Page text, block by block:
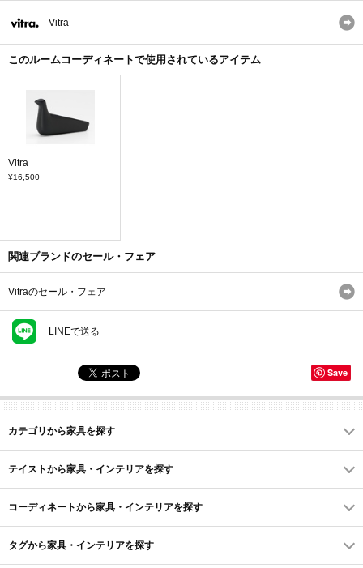
Vitra
このルームコーディネートで使用されているアイテム
Vitra
¥16,500
関連ブランドのセール・フェア
Vitraのセール・フェア
LINEで送る
Save
カテゴリから家具を探す
テイストから家具・インテリアを探す
コーディネートから家具・インテリアを探す
タグから家具・インテリアを探す